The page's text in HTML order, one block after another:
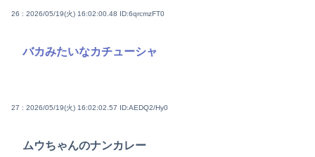
26 : 2026/05/19(火) 16:02:00.48 ID:6qrcmzFT0
バカみたいなカチューシャ
27 : 2026/05/19(火) 16:02:02.57 ID:AEDQ2/Hy0
ムウちゃんのナンカレー